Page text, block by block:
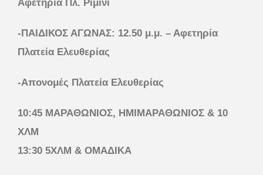
Αφετηρία Πλ. Ρίμινι
-ΠΑΙΔΙΚΟΣ ΑΓΩΝΑΣ: 12.50 μ.μ. – Αφετηρία
Πλατεία Ελευθερίας
-Απονομές Πλατεία Ελευθερίας
10:45 ΜΑΡΑΘΩΝΙΟΣ, ΗΜΙΜΑΡΑΘΩΝΙΟΣ & 10
ΧΛΜ
13:30 5ΧΛΜ & ΟΜΑΔΙΚΑ